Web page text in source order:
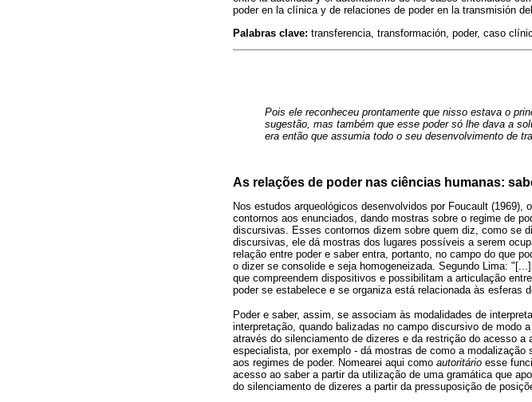
poder en la clínica y de relaciones de poder en la transmisión
Palabras clave: transferencia, transformación, poder, caso
Pois ele reconheceu prontamente que nisso estava o
sugestão, mas também que esse poder só lhe dava a
era então que assumia todo o seu desenvolvimento de
As relações de poder nas ciências humanas:
Nos estudos arqueológicos desenvolvidos por Foucault (1969),
contornos aos enunciados, dando mostras sobre o regime de
discursivas. Esses contornos dizem sobre quem diz, como se
discursivas, ele dá mostras dos lugares possíveis a serem
relação entre poder e saber entra, portanto, no campo do que
o dizer se consolide e seja homogeneizada. Segundo Lima:
que compreendem dispositivos e possibilitam a articulação
poder se estabelece e se organiza está relacionada às esferas
Poder e saber, assim, se associam às modalidades de
interpretação, quando balizadas no campo discursivo de modo
através do silenciamento de dizeres e da restrição do acesso
especialista, por exemplo - dá mostras de como a
aos regimes de poder. Nomearei aqui como autoritário esse
acesso ao saber a partir da utilização de uma gramática que
do silenciamento de dizeres a partir da pressuposição de